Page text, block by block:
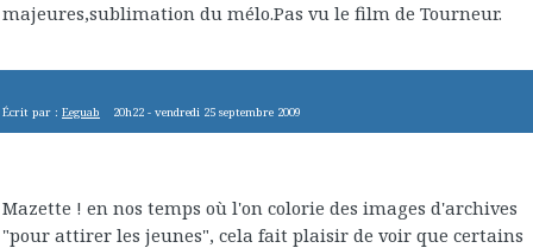
majeures,sublimation du mélo.Pas vu le film de Tourneur.
Écrit par : Eeguab 20h22 -vendredi 25 septembre 2009
Mazette ! en nos temps où l'on colorie des images d'archives
"pour attirer les jeunes", cela fait plaisir de voir que certains